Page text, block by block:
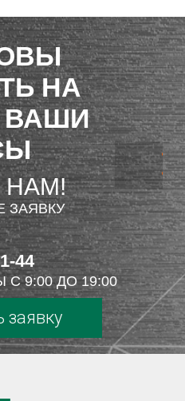
НА
НАМ!
ЗАЯВКУ
44
9:00 ДО 19:00
заявку